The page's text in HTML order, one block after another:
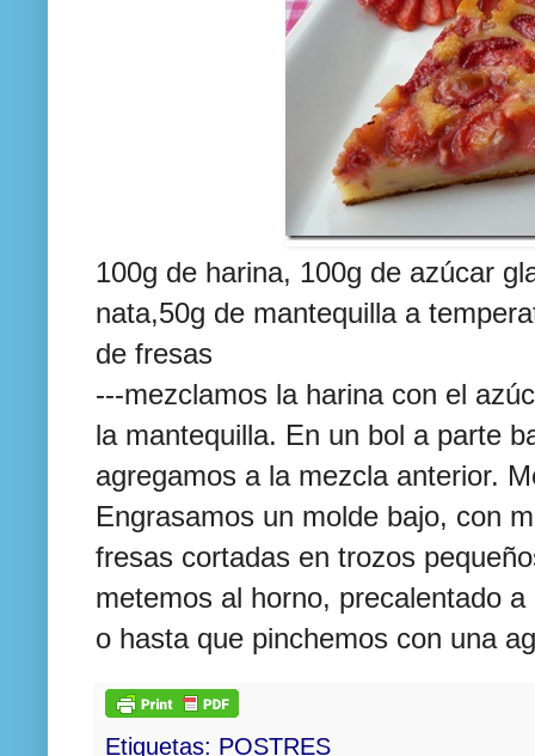
100g de harina, 100g de azúcar
nata,50g de mantequilla a
de fresas
---mezclamos la harina con el
la mantequilla. En un bol a parte
agregamos a la mezcla anterior.
Engrasamos un molde bajo, con
fresas cortadas en trozos
metemos al horno, precalentado
o hasta que pinchemos con una
Etiquetas: POSTRES